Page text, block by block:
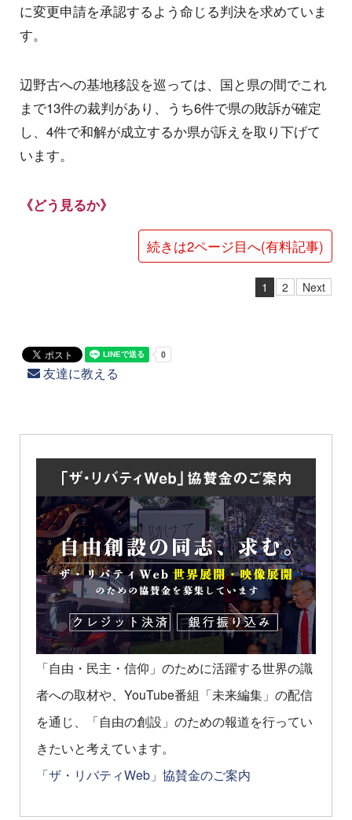
に変更申請を承認するよう命じる判決を求めていま
す。
辺野古への基地移設を巡っては、国と県の間でこれ
まで13件の裁判があり、うち6件で県の敗訴が確定
し、4件で和解が成立するか県が訴えを取り下げて
います。
《どう見るか》
続きは2ページ目へ(有料記事)
1 2 Next
友達に教える
「自由・民主・信仰」のために活躍する世界の識
者への取材や、YouTube番組「未来編集」の配信
を通じ、「自由の創設」のための報道を行ってい
きたいと考えています。
「ザ・リバティWeb」協賛金のご案内